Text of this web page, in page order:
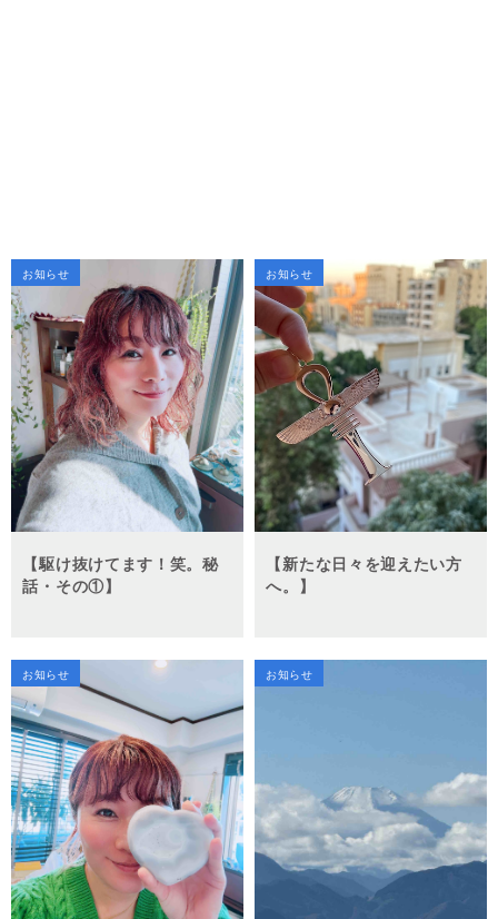
お知らせ
【駆け抜けてます！笑。秘
話・その①】
お知らせ
【新たな日々を迎えたい方
へ。】
お知らせ お知らせ